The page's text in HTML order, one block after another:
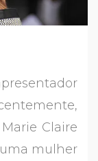
Claire
mulher